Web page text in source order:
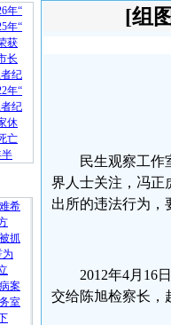
年“
年“
获
长
纪
年“
纪
休
亡
半
希
抓
为
案
室
[组
民生观察工作
界人士关注，冯正
出所的违法行为，
2012年4月16
交给陈旭检察长，